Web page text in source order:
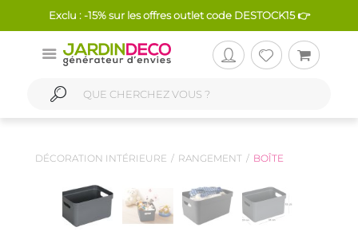
Exclu : -15% sur les offres outlet code DESTOCK15 👉
DÉCORATION INTÉRIEURE RANGEMENT BOÎTE